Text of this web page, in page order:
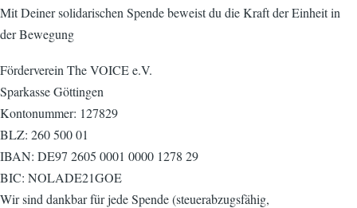
Mit Deiner solidarischen Spende beweist du die Kraft der Einheit in
der Bewegung
Förderverein The VOICE e.V.
Sparkasse Göttingen
Kontonummer: 127829
BLZ: 260 500 01
IBAN: DE97 2605 0001 0000 1278 29
BIC: NOLADE21GOE
Wir sind dankbar für jede Spende (steuerabzugsfähig,